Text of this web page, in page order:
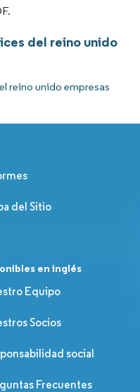
del reino unido
reino unido empresas
del Sitio
en inglés
Equipo
Socios
social
Frecuentes